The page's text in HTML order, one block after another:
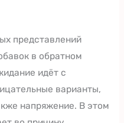
представлений
в обратном
идёт с
варианты,
напряжение. В этом